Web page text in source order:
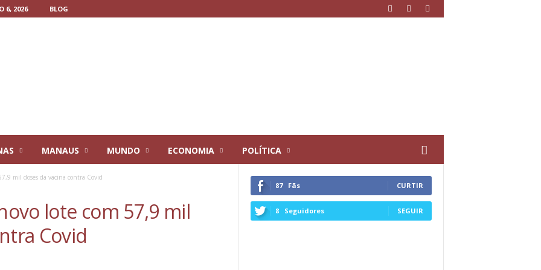
6, 2026 BLOG
MANAUS MUNDO ECONOMIA POLÍTICA
mil doses da vacina contra Covid
lote com 57,9 mil
Covid
87 Fãs CURTIR
8 Seguidores SEGUIR